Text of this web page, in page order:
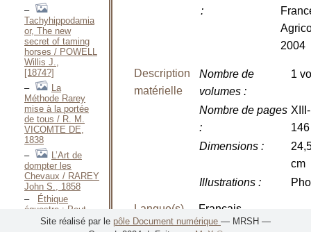
Tachyhippodamia
or, The new
secret of taming
horses / POWELL
Willis J.,
[1874?]
La
Méthode Rarey
mise à la portée
de tous / R. M.
VICOMTE DE,
1838
L’Art de
dompter les
Chevaux / RAREY
John S., 1858
Éthique
équestre : Peut-
on encore
:
2004
Description
matérielle
Nombre de
volumes:
1
Nombre de pages
:
XIII-
Dimensions:
cm
Illustrations:
Langue(s) Français
Site réalisé par le pôle Document numérique — MRSH —